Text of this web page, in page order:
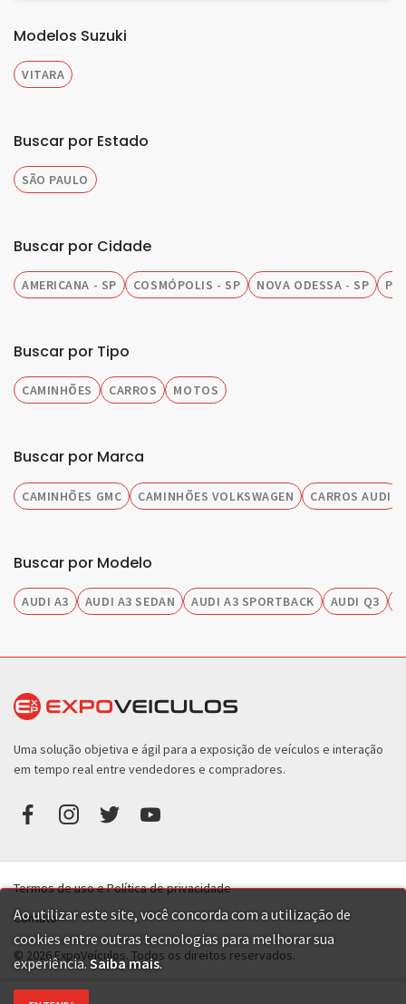
Modelos Suzuki
VITARA
Buscar por Estado
SÃO PAULO
Buscar por Cidade
AMERICANA - SP COSMÓPOLIS - SP NOVA ODESSA - SP
Buscar por Tipo
CAMINHÕES CARROS MOTOS
Buscar por Marca
CAMINHÕES GMC CAMINHÕES VOLKSWAGEN CARROS AUDI
Buscar por Modelo
AUDI A3 AUDI A3 SEDAN AUDI A3 SPORTBACK AUDI Q3
Ao utilizar este site, você concorda com a utilização de
cookies entre outras tecnologias para melhorar sua
experiência.Saiba mais.
Uma solução objetiva e ágil para a exposição de veículos e interação
em tempo real entre vendedores e compradores.
Termos de uso e Política de privacidade
Contato
© 2026 ExpoVeículos. Todos os direitos reservados.